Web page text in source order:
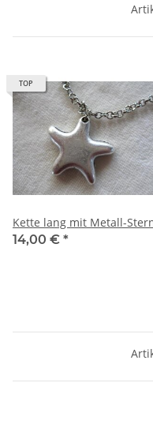
TOP
Kette lang mit Metall-
14,00 € *